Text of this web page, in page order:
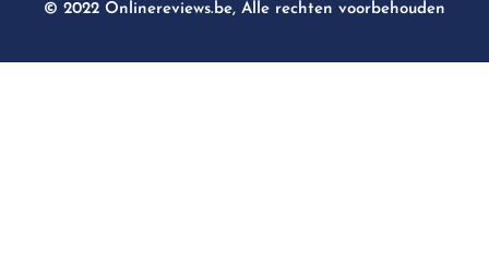
© 2022 Onlinereviews.be, Alle rechten voorbehouden